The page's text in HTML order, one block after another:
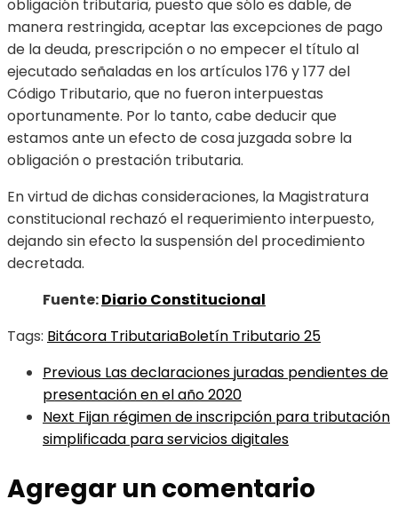
obligación tributaria, puesto que sólo es dable, de
manera restringida, aceptar las excepciones de pago
de la deuda, prescripción o no empecer el título al
ejecutado señaladas en los artículos 176 y 177 del
Código Tributario, que no fueron interpuestas
oportunamente. Por lo tanto, cabe deducir que
estamos ante un efecto de cosa juzgada sobre la
obligación o prestación tributaria.
En virtud de dichas consideraciones, la Magistratura
constitucional rechazó el requerimiento interpuesto,
dejando sin efecto la suspensión del procedimiento
decretada.
Fuente:Diario Constitucional
Tags: Bitácora TributariaBoletín Tributario 25
Previous Las declaraciones juradas pendientes de
presentación en el año 2020
Next Fijan régimen de inscripción para tributación
simplificada para servicios digitales
Agregar un comentario